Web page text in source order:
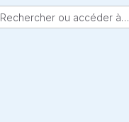
Rechercher ou accéder à…